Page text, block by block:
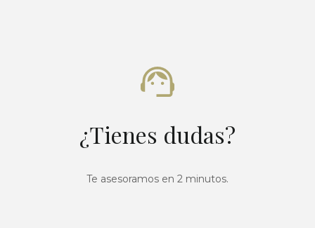
¿Tienes dudas?
Te asesoramos en 2 minutos.